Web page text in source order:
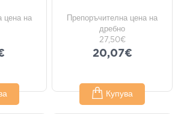
цена на
Препоръчителна цена на
дребно
27,50€
20,07€
Купува